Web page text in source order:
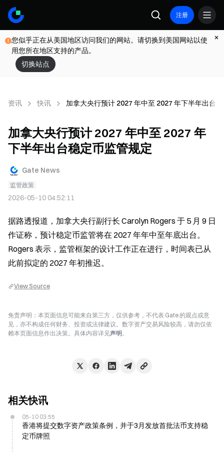
注册
您似乎正在从美国地区访问我们的网站。请切换到美国网站以使
用您所在地区支持的产品。
切换站点
资讯 快讯 加拿大央行预计 2027 年中至 2027 年下半年出台
加拿大央行预计 2027 年中至 2027 年
下半年出台稳定币监管规定
Gate News
监管政策
2026-05-10 04:52:11
据路透报道，加拿大央行副行长 Carolyn Rogers 于 5 月 9 日
作证称，预计稳定币监管将在 2027 年年中至年底出台。
Rogers 表示，监管框架的设计工作正在进行，时间表已从
此前拟定的 2027 年初推迟。
View Source
免责声明：本页面信息可能来自第三方，仅供参考，不代表 Gate 的观点或意
见，亦不构成任何财务、投资或法律建议。数字资产交易风险较高，请勿仅依
赖本页面信息作出决策。具体内容详见声明。
相关快讯
05-10 03:55
香港将提交数字资产政策条例，并于3月发放首批法币支持稳
定币牌照